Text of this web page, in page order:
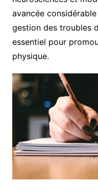
avancée
gestion des troubles
essentiel pour
physique.